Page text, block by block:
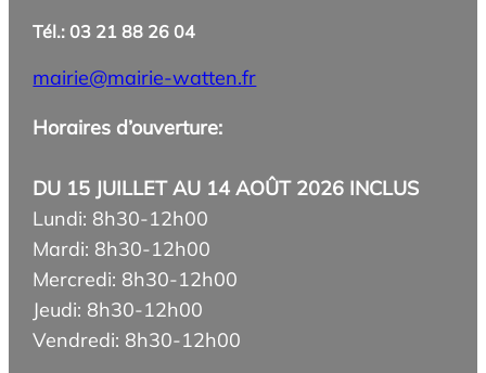
Tél.: 03 21 88 26 04
mairie@mairie-watten.fr
Horaires d’ouverture:
DU 15 JUILLET AU 14 AOÛT 2026 INCLUS
Lundi: 8h30-12h00
Mardi: 8h30-12h00
Mercredi: 8h30-12h00
Jeudi: 8h30-12h00
Vendredi: 8h30-12h00